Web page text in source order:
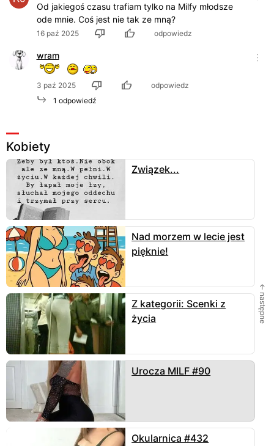
Od jakiegoś czasu trafiam tylko na Milfy młodsze
ode mnie. Coś jest nie tak ze mną?
16 paź 2025 odpowiedz
wram
3 paź 2025
odpowiedz
1 odpowiedź
Kobiety
Związek...
Nad morzem w lecie jest
pięknie!
Z kategorii: Scenki z
życia
Urocza MILF #90
Okularnica #432
← następne